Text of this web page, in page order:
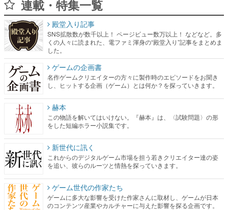
連載・特集一覧
殿堂入り記事
SNS拡散数が数千以上！ ページビュー数万以上！ などなど。多
くの人々に読まれた、電ファミ渾身の“殿堂入り”記事をまとめま
した。
ゲームの企画書
名作ゲームクリエイターの方々に製作時のエピソードをお聞き
し、ヒットする企画（ゲーム）とは何か？を探っていきます。
赫本
この物語を解いてはいけない。『赫本』は、〈試験問題〉の形
をした短編ホラー小説集です。
新世代に訊く
これからのデジタルゲーム市場を担う若きクリエイター達の姿
を追い、彼らのルーツと情熱を探っていきます。
ゲーム世代の作家たち
ゲームに多大な影響を受けた作家さんに取材し、ゲームが日本
のコンテンツ産業やカルチャーに与えた影響を探る企画です。